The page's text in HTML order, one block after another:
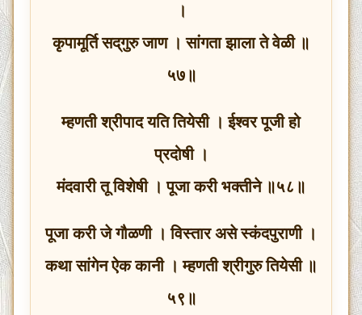
।
कृपामूर्ति सद्‌गुरु जाण । सांगता झाला ते वेळी ॥
५७॥
म्हणती श्रीपाद यति तियेसी । ईश्वर पूजी हो
प्रदोषी ।
मंदवारी तू विशेषी । पूजा करी भक्तीने ॥५८॥
पूजा करी जे गौळणी । विस्तार असे स्कंदपुराणी ।
कथा सांगेन ऐक कानी । म्हणती श्रीगुरु तियेसी ॥
५९॥